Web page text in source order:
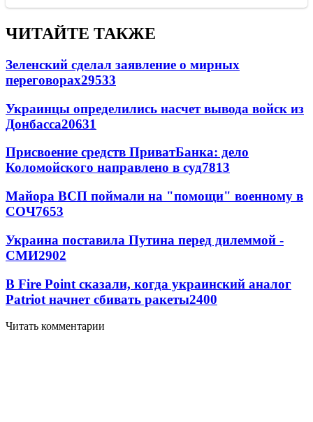
ЧИТАЙТЕ ТАКЖЕ
Зеленский сделал заявление о мирных
переговорах29533
Украинцы определились насчет вывода войск из
Донбасса20631
Присвоение средств ПриватБанка: дело
Коломойского направлено в суд7813
Майора ВСП поймали на "помощи" военному в
СОЧ7653
Украина поставила Путина перед дилеммой -
СМИ2902
В Fire Point сказали, когда украинский аналог
Patriot начнет сбивать ракеты2400
Читать комментарии